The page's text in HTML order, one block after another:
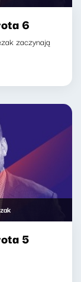
6
zaczynają
5